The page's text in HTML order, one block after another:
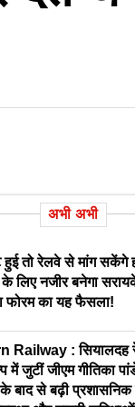
अभी अभी
तो रेलवे से मांग सकेंगे
के लिए नजीर बनेगा
फोरम का यह फैसला!
Railway :
में जुटीं जीएम गीतिका
बाद से बढ़ी प्रशासनिक